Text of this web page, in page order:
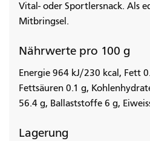
Vital- oder Sportlersnack. Als
Mitbringsel.
Nährwerte pro 100 g
Energie 964 kJ/230 kcal, Fett
Fettsäuren 0.1 g,
56.4 g, Ballaststoffe 6 g,
Lagerung